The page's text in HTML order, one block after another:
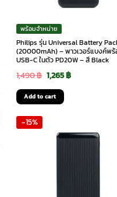
พร้อมจำหน่าย
Philips รุ่น Universal Battery
(20000mAh) – พาวเวอร์แบงค์พร้
USB-C ในตัว PD20W – สี Black
1,490฿ Original
price
was:
1,265฿Current
Add to cart
-15%